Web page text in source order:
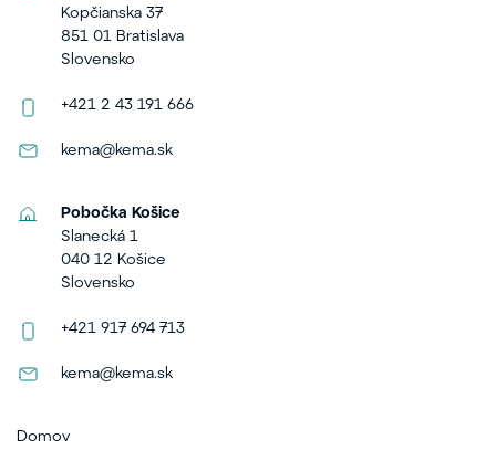
Kopčianska 37
851 01 Bratislava
Slovensko
+421 2 43 191 666
kema@kema.sk
Pobočka Košice
Slanecká 1
040 12 Košice
Slovensko
+421 917 694 713
kema@kema.sk
Domov